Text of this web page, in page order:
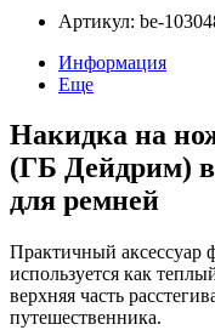
Артикул: be-
Информация
Еще
Накидка на
(ГБ Дейдрим) в
для ремней
Практичный аксессуар
используется как
верхняя часть
путешественника.